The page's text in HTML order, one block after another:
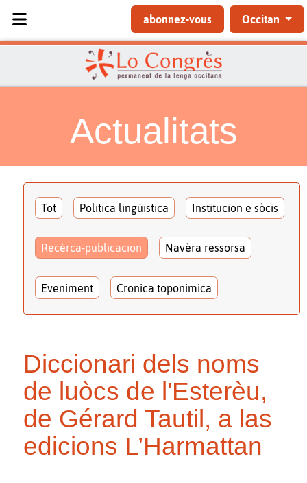
abonnez-vous Occitan
Actualitats
Tot Politica lingüistica Institucion e sòcis
Recèrca-publicacion Navèra ressorsa
Eveniment Cronica toponimica
Diccionari dels noms
de luòcs de l'Esterèu,
de Gérard Tautil, a las
edicions L’Harmattan